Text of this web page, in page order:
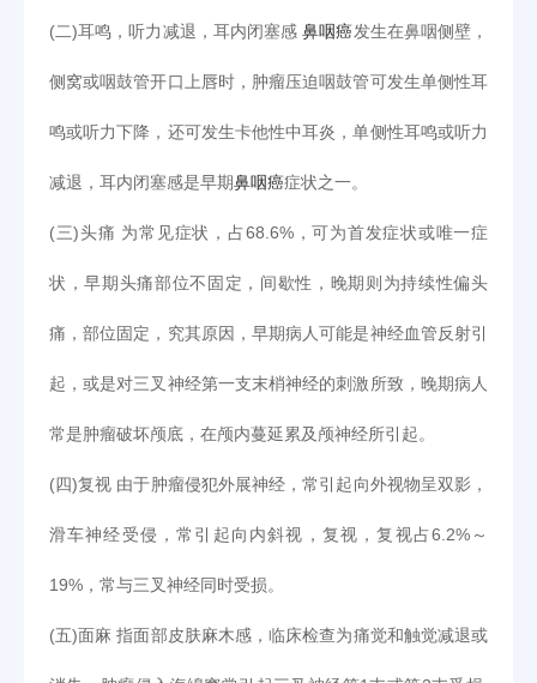
(二)耳鸣，听力减退，耳内闭塞感鼻咽癌发生在鼻咽侧壁，
侧窝或咽鼓管开口上唇时，肿瘤压迫咽鼓管可发生单侧性耳
鸣或听力下降，还可发生卡他性中耳炎，单侧性耳鸣或听力
减退，耳内闭塞感是早期鼻咽癌症状之一。
(三)头痛 为常见症状，占68.6%，可为首发症状或唯一症
状，早期头痛部位不固定，间歇性，晚期则为持续性偏头
痛，部位固定，究其原因，早期病人可能是神经血管反射引
起，或是对三叉神经第一支末梢神经的刺激所致，晚期病人
常是肿瘤破坏颅底，在颅内蔓延累及颅神经所引起。
(四)复视 由于肿瘤侵犯外展神经，常引起向外视物呈双影，
滑车神经受侵，常引起向内斜视，复视，复视占6.2%～
19%，常与三叉神经同时受损。
(五)面麻 指面部皮肤麻木感，临床检查为痛觉和触觉减退或